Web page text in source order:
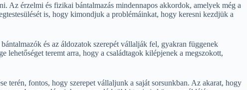
Az érzelmi és fizikai bántalmazás mindennapos akkordok, amelyek még a
is, hogy kimondjuk a problémáinkat, hogy keresni kezdjük a
és az áldozatok szerepét vállalják fel, gyakran függenek
lehetőséget teremt arra, hogy a családtagok kilépjenek a megszokott,
terén, fontos, hogy szerepet vállaljunk a saját sorsunkban. Az akarat, hogy